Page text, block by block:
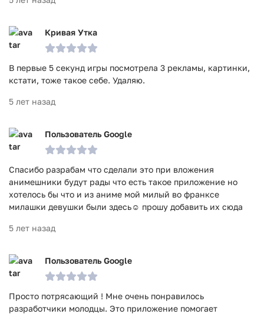
Кривая Утка
В первые 5 секунд игры посмотрела 3 рекламы, картинки,
кстати, тоже такое себе. Удаляю.
5 лет назад
Пользователь Google
Спасибо разрабам что сделали это при вложения
анимешники будут рады что есть такое приложение но
хотелось бы что и из аниме мой милый во франксе
милашки девушки были здесь☺️ прошу добавить их сюда
5 лет назад
Пользователь Google
Просто потрясающий ! Мне очень понравилось
разработчики молодцы. Это приложение помогает